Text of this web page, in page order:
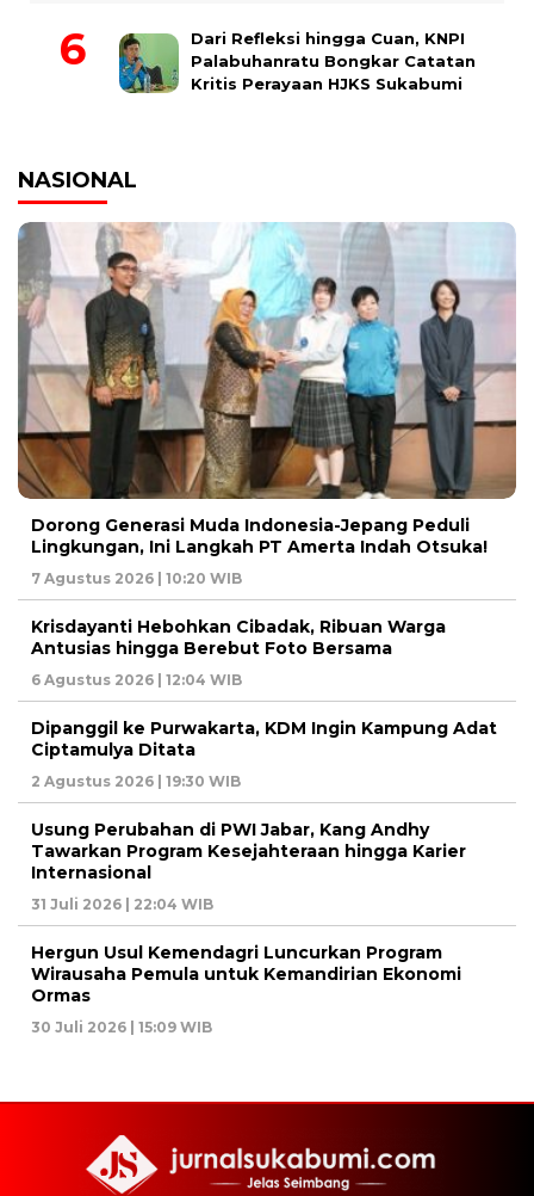
Dari Refleksi hingga Cuan, KNPI
Palabuhanratu Bongkar Catatan
Kritis Perayaan HJKS Sukabumi
NASIONAL
Dorong Generasi Muda Indonesia-Jepang Peduli
Lingkungan, Ini Langkah PT Amerta Indah Otsuka!
7 Agustus 2026 | 10:20 WIB
Krisdayanti Hebohkan Cibadak, Ribuan Warga
Antusias hingga Berebut Foto Bersama
6 Agustus 2026 | 12:04 WIB
Dipanggil ke Purwakarta, KDM Ingin Kampung Adat
Ciptamulya Ditata
2 Agustus 2026 | 19:30 WIB
Usung Perubahan di PWI Jabar, Kang Andhy
Tawarkan Program Kesejahteraan hingga Karier
Internasional
31 Juli 2026 | 22:04 WIB
Hergun Usul Kemendagri Luncurkan Program
Wirausaha Pemula untuk Kemandirian Ekonomi
Ormas
30 Juli 2026 | 15:09 WIB